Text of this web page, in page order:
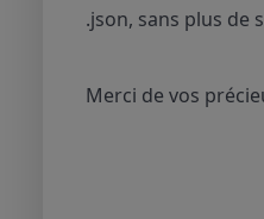
.json, sans plus de
Merci de vos